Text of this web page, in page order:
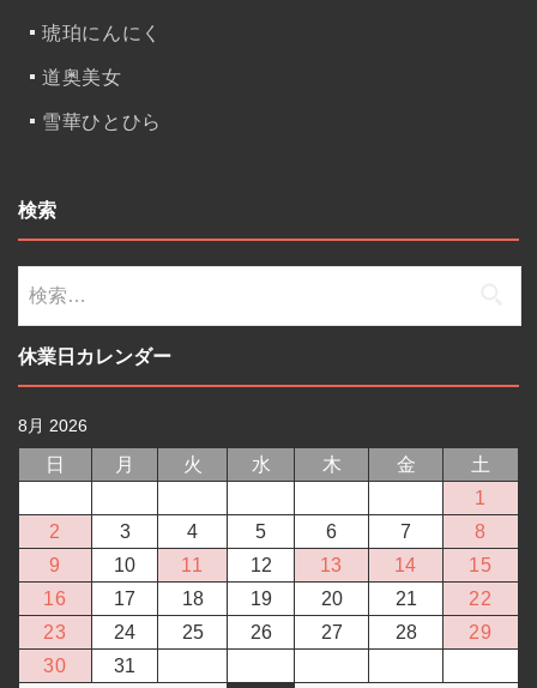
琥珀にんにく
道奥美女
雪華ひとひら
検索
休業日カレンダー
8月 2026
日 月 火 水 木 金
土
1
2
3 4 5 6 7
8
9
10 11 12 13 14
15
16
17 18 19 20 21
22
23
24 25 26 27 28
29
30
31